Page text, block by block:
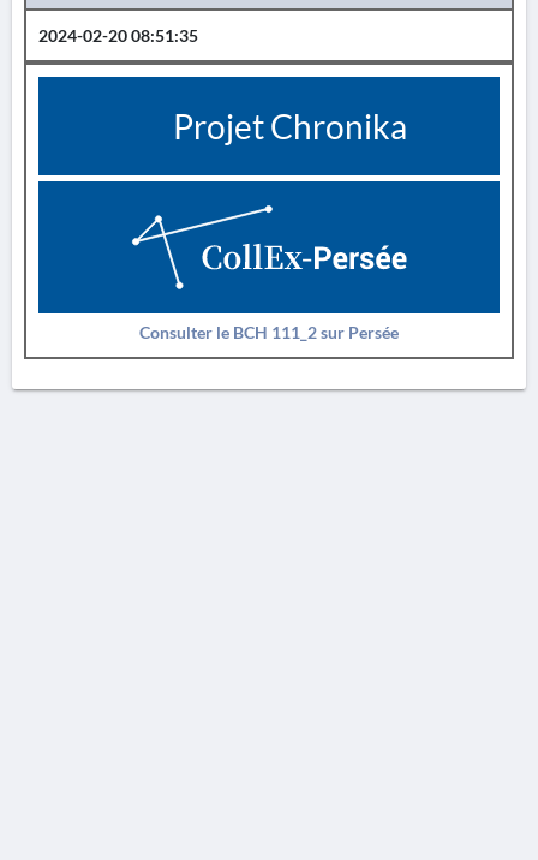
2024-02-20 08:51:35
Projet Chronika
Consulter le BCH 111_2 sur Persée